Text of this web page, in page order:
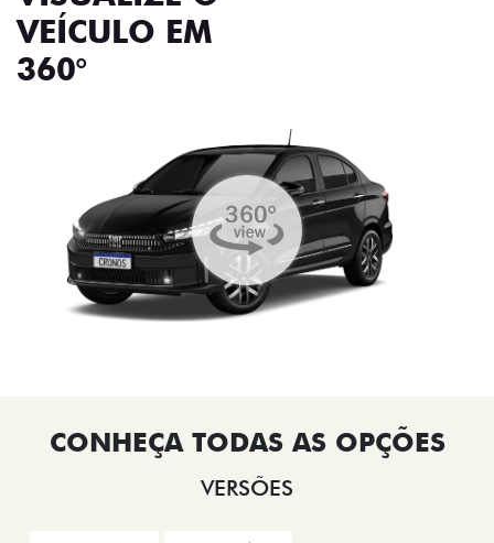
VEÍCULO EM
360°
VERSÕES